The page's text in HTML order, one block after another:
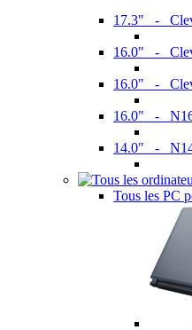
17.3" -
16.0" -
16.0" -
16.0" -
14.0" -
Tous les PC